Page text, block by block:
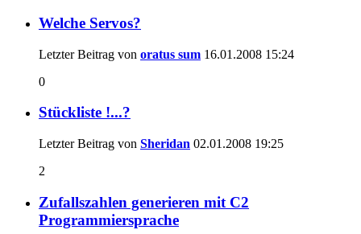
Welche Servos?
Letzter Beitrag von oratus sum 16.01.2008 15:24
0
Stückliste !...?
Letzter Beitrag von Sheridan 02.01.2008 19:25
2
Zufallszahlen generieren mit C2
Programmiersprache